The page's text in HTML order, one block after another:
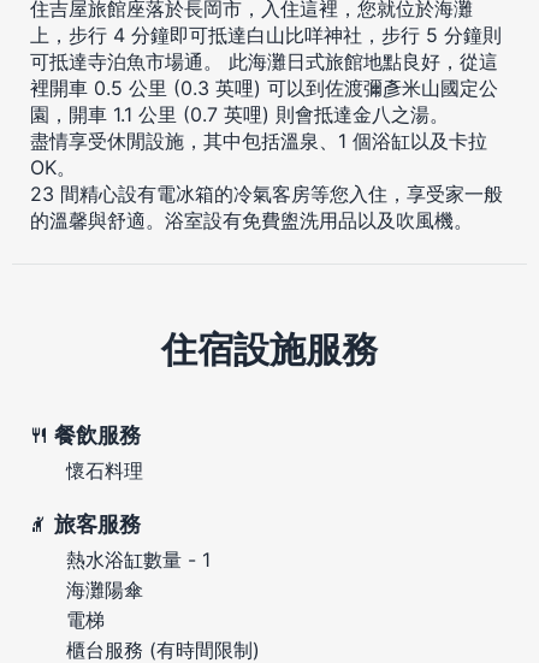
住吉屋旅館座落於長岡市，入住這裡，您就位於海灘
上，步行 4 分鐘即可抵達白山比咩神社，步行 5 分鐘則
可抵達寺泊魚市場通。 此海灘日式旅館地點良好，從這
裡開車 0.5 公里 (0.3 英哩) 可以到佐渡彌彥米山國定公
園，開車 1.1 公里 (0.7 英哩) 則會抵達金八之湯。
盡情享受休閒設施，其中包括溫泉、1 個浴缸以及卡拉
OK。
23 間精心設有電冰箱的冷氣客房等您入住，享受家一般
的溫馨與舒適。浴室設有免費盥洗用品以及吹風機。
住宿設施服務
餐飲服務
懷石料理
旅客服務
熱水浴缸數量 - 1
海灘陽傘
電梯
櫃台服務 (有時間限制)